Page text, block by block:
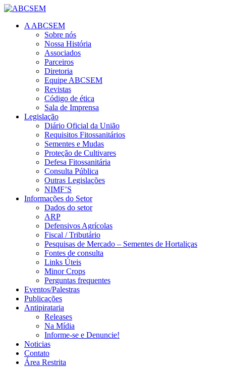
A ABCSEM
Sobre nós
Nossa História
Associados
Parceiros
Diretoria
Equipe ABCSEM
Revistas
Código de ética
Sala de Imprensa
Legislação
Diário Oficial da União
Requisitos Fitossanitários
Sementes e Mudas
Proteção de Cultivares
Defesa Fitossanitária
Consulta Pública
Outras Legislações
NIMF’S
Informações do Setor
Dados do setor
ARP
Defensivos Agrícolas
Fiscal / Tributário
Pesquisas de Mercado – Sementes de Hortaliças
Fontes de consulta
Links Úteis
Minor Crops
Perguntas frequentes
Eventos/Palestras
Publicações
Antipirataria
Releases
Na Mídia
Informe-se e Denuncie!
Noticias
Contato
Área Restrita